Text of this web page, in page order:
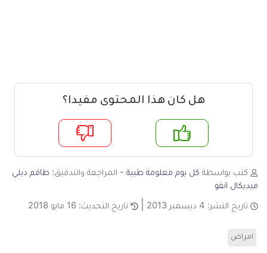
هل كان هذا المحتوى مفيدا؟
لا
كتب بواسطة كل يوم معلومة طبية - المراجعة والتدقيق: طاقم ديلي
ميديكال انفو
تاريخ النشر: 4 ديسمبر 2013 تاريخ التحديث: 16 مايو 2018
امراض